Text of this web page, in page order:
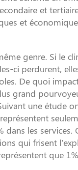
et
et
genre. Si le
ci perdurent,
De quoi
grand
une étude
dans les
qui frisent
que